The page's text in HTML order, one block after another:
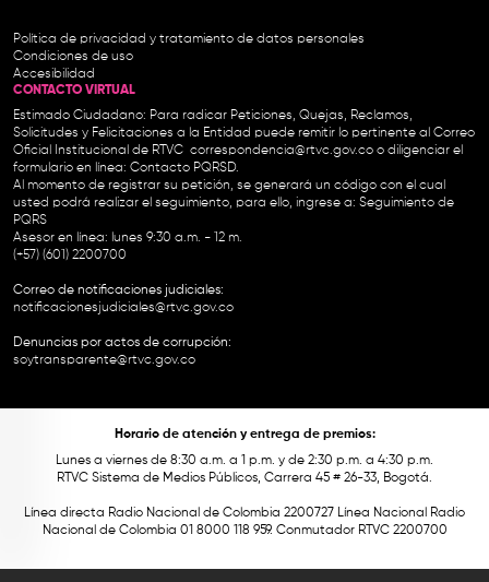
Política de privacidad y tratamiento de datos personales
Condiciones de uso
Accesibilidad
CONTACTO VIRTUAL
Estimado Ciudadano: Para radicar Peticiones, Quejas, Reclamos,
Solicitudes y Felicitaciones a la Entidad puede remitir lo pertinente al Correo
Oficial Institucional de RTVC correspondencia@rtvc.gov.co o diligenciar el
formulario en línea: Contacto PQRSD.
Al momento de registrar su petición, se generará un código con el cual
usted podrá realizar el seguimiento, para ello, ingrese a: Seguimiento de
PQRS
Asesor en línea: lunes 9:30 a.m. - 12 m.
(+57) (601) 2200700
Correo de notificaciones judiciales:
notificacionesjudiciales@rtvc.gov.co
Denuncias por actos de corrupción:
soytransparente@rtvc.gov.co
Horario de atención y entrega de premios:
Lunes a viernes de 8:30 a.m. a 1 p.m. y de 2:30 p.m. a 4:30 p.m.
RTVC Sistema de Medios Públicos, Carrera 45 # 26-33, Bogotá.
Línea directa Radio Nacional de Colombia 2200727 Línea Nacional Radio
Nacional de Colombia 01 8000 118 959. Conmutador RTVC 2200700